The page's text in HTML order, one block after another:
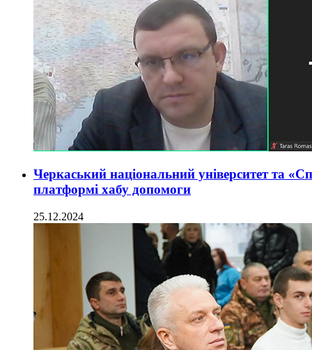
Черкаський національний університет та
платформі хабу допомоги
25.12.2024